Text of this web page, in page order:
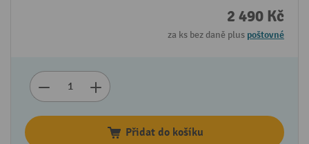
2 490 Kč
za ks bez daně plus poštovné
Přidat do košíku